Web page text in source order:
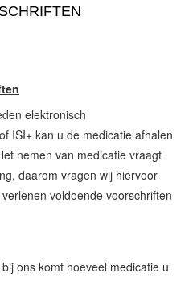
elektronisch
ISI+ kan u de medicatie afhalen
nemen van medicatie vraagt
daarom vragen wij hiervoor
voldoende voorschriften
ons komt hoeveel medicatie u